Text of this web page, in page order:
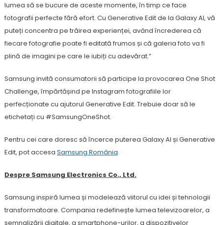
lumea să se bucure de aceste momente, în timp ce face
fotografii perfecte fără efort. Cu Generative Edit de la Galaxy AI, vă
puteți concentra pe trăirea experienței, având încrederea că
fiecare fotografie poate fi editată frumos și că galeria foto va fi
plină de imagini pe care le iubiți cu adevărat.”
Samsung invită consumatorii să participe la provocarea One Shot
Challenge, împărtășind pe Instagram fotografiile lor
perfecționate cu ajutorul Generative Edit. Trebuie doar să le
etichetați cu #SamsungOneShot.
Pentru cei care doresc să încerce puterea Galaxy AI și Generative
Edit, pot accesa Samsung România.
Despre Samsung Electronics Co., Ltd.
Samsung inspiră lumea și modelează viitorul cu idei și tehnologii
transformatoare. Compania redefinește lumea televizoarelor, a
semnalizării digitale, a smartphone-urilor, a dispozitivelor